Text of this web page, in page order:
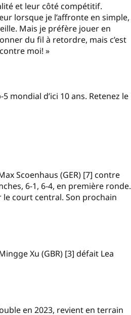
et leur côté compétitif.
lorsque je l’affronte en simple,
Mais je préfère jouer en
du fil à retordre, mais c’est
moi! »
mondial d’ici 10 ans. Retenez le
Scoenhaus (GER) [7] contre
6-1, 6-4, en première ronde.
le court central. Son prochain
Xu (GBR) [3] défait Lea
en 2023, revient en terrain